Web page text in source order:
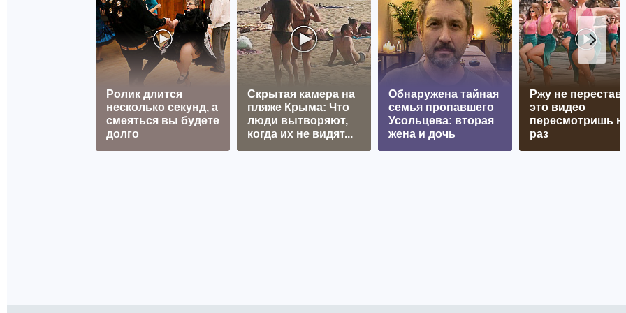
Ролик длится
несколько секунд, а
смеяться вы будете
долго
Скрытая камера на
пляже Крыма: Что
люди вытворяют,
когда их не видят...
Обнаружена тайная
семья пропавшего
Усольцева: вторая
жена и дочь
Ржу не
это видео
пересмотришь не
раз